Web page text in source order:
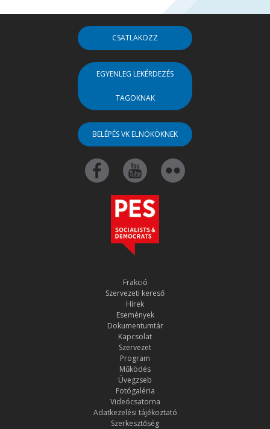
CSATLAKOZZ
EGYENLEG LEKÉRDEZÉS
TAGOKNAK
BELÉPÉS VK ELNÖKÖKNEK
Frakció
Szervezeti kereső
Hírek
Események
Dokumentumtár
Kapcsolat
Szervezet
Program
Működés
Üvegzseb
Fotógaléria
Videócsatorna
Adatkezelési tájékoztató
Szerkesztőség